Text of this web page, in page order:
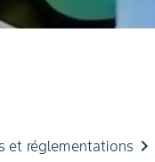
et réglementations keyboard_arrow_right